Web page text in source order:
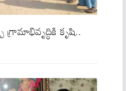
గ్రామాభివృద్ధికి కృషి..